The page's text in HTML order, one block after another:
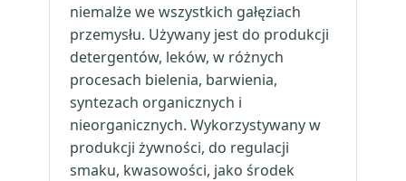
niemalże we wszystkich gałęziach
przemysłu. Używany jest do produkcji
detergentów, leków, w różnych
procesach bielenia, barwienia,
syntezach organicznych i
nieorganicznych. Wykorzystywany w
produkcji żywności, do regulacji
smaku, kwasowości, jako środek